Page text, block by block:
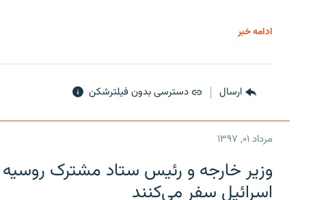
ادامه خبر
ارسال دسترسی بدون فیلترشکن
مرداد ۰۱, ۱۳۹۷
وزیر خارجه و رئیس‌ ستاد مشترک روسیه
اسرائیل سفر می‌کنند